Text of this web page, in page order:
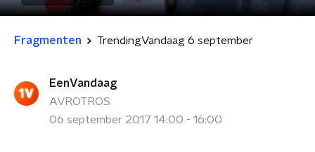
Fragmenten TrendingVandaag 6 september
EenVandaag
AVROTROS
06 september 2017 14:00 - 16:00